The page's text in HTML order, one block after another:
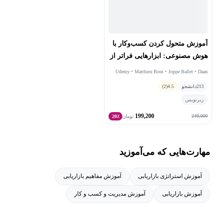
آموزش متحول کردن کسب‌وکار با
هوش مصنوعی: ابزارهایی فراتر از
Udemy • Matthieu Bout • Joppe Ballet • Daan
213دانشجو 4.5
(2)
زیرنویس
249,000
199,200 تومان 20٪
مهارت‌هایی که می‌آموزید
آموزش استراتژی بازاریابی آموزش مفاهیم بازاریابی
آموزش بازاریابی آموزش مدیریت و کسب و کار